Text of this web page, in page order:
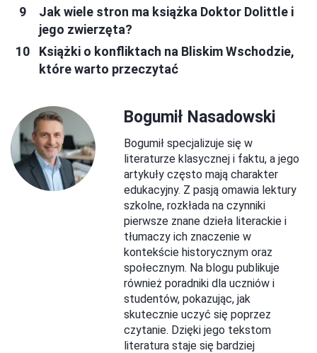
Jak wiele stron ma książka Doktor Dolittle i
jego zwierzęta?
Książki o konfliktach na Bliskim Wschodzie,
które warto przeczytać
Bogumił Nasadowski
Bogumił specjalizuje się w
literaturze klasycznej i faktu, a jego
artykuły często mają charakter
edukacyjny. Z pasją omawia lektury
szkolne, rozkłada na czynniki
pierwsze znane dzieła literackie i
tłumaczy ich znaczenie w
kontekście historycznym oraz
społecznym. Na blogu publikuje
również poradniki dla uczniów i
studentów, pokazując, jak
skutecznie uczyć się poprzez
czytanie. Dzięki jego tekstom
literatura staje się bardziej